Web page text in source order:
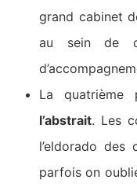
grand cabinet
au sein de
La quatrième
l’abstrait. Les
l’eldorado
parfois on